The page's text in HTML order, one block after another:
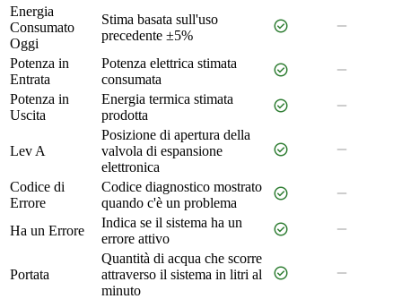
Energia
Consumato
Oggi
Stima basata sull'uso
precedente ±5%
check_circle remove
Potenza in
Entrata
Potenza elettrica stimata
consumata
check_circle remove
Potenza in
Uscita
Energia termica stimata
prodotta
check_circle remove
Lev A
Posizione di apertura della
valvola di espansione
elettronica
check_circle remove
Codice di
Errore
Codice diagnostico mostrato
quando c'è un problema
check_circle remove
Ha un Errore
Indica se il sistema ha un
errore attivo
check_circle remove
Portata
Quantità di acqua che scorre
attraverso il sistema in litri al
minuto
check_circle remove